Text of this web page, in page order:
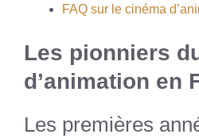
FAQ sur le cinéma
Les pionniers
d’animation en
Les premières